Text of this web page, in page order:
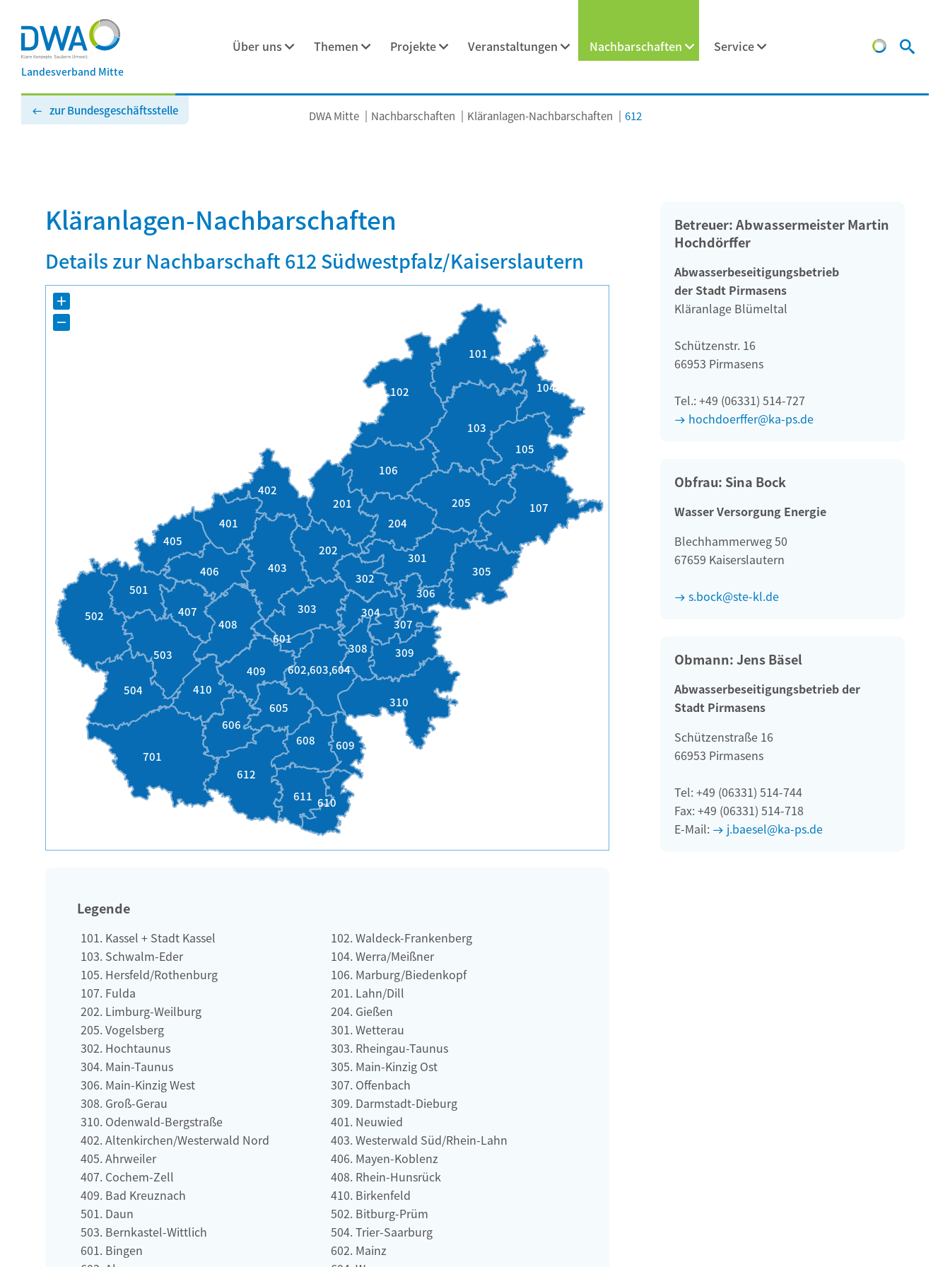
Landesverband Mitte
Über uns Themen Projekte Veranstaltungen Nachbarschaften Service
zur Bundesgeschäftsstelle DWA Mitte Nachbarschaften Kläranlagen-Nachbarschaften 612
Kläranlagen-Nachbarschaften
Details zur Nachbarschaft 612 Südwestpfalz/Kaiserslautern
701
612
611 610
609
608
606
605
602,603,604
601
503
504
502
501
410
409
408
407
406
405
403
402
401
310
309
308
307
306
305
304
303
302
301
205
204
202
201 107
106
105
104
103
102
101
+
−
Legende
Kassel + Stadt Kassel
Waldeck-Frankenberg
Schwalm-Eder
Werra/Meißner
Hersfeld/Rothenburg
Marburg/Biedenkopf
Fulda
Lahn/Dill
Limburg-Weilburg
Gießen
Vogelsberg
Wetterau
Hochtaunus
Rheingau-Taunus
Main-Taunus
Main-Kinzig Ost
Main-Kinzig West
Offenbach
Groß-Gerau
Darmstadt-Dieburg
Odenwald-Bergstraße
Neuwied
Altenkirchen/Westerwald Nord
Westerwald Süd/Rhein-Lahn
Ahrweiler
Mayen-Koblenz
Cochem-Zell
Rhein-Hunsrück
Bad Kreuznach
Birkenfeld
Daun
Bitburg-Prüm
Bernkastel-Wittlich
Trier-Saarburg
Bingen
Mainz
Betreuer: Abwassermeister Martin
Hochdörffer
Abwasserbeseitigungsbetrieb
der Stadt Pirmasens
Kläranlage Blümeltal
Schützenstr. 16
66953 Pirmasens
Tel.: +49 (06331) 514-727
hochdoerffer@ka-ps.de
Obfrau: Sina Bock
Wasser Versorgung Energie
Blechhammerweg 50
67659 Kaiserslautern
s.bock@ste-kl.de
Obmann: Jens Bäsel
Abwasserbeseitigungsbetrieb der
Stadt Pirmasens
Schützenstraße 16
66953 Pirmasens
Tel: +49 (06331) 514-744
Fax: +49 (06331) 514-718
E-Mail:
j.baesel@ka-ps.de